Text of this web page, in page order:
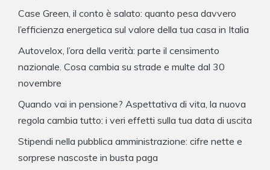
Case Green, il conto è salato: quanto pesa davvero
l’efficienza energetica sul valore della tua casa in Italia
Autovelox, l’ora della verità: parte il censimento
nazionale. Cosa cambia su strade e multe dal 30
novembre
Quando vai in pensione? Aspettativa di vita, la nuova
regola cambia tutto: i veri effetti sulla tua data di uscita
Stipendi nella pubblica amministrazione: cifre nette e
sorprese nascoste in busta paga